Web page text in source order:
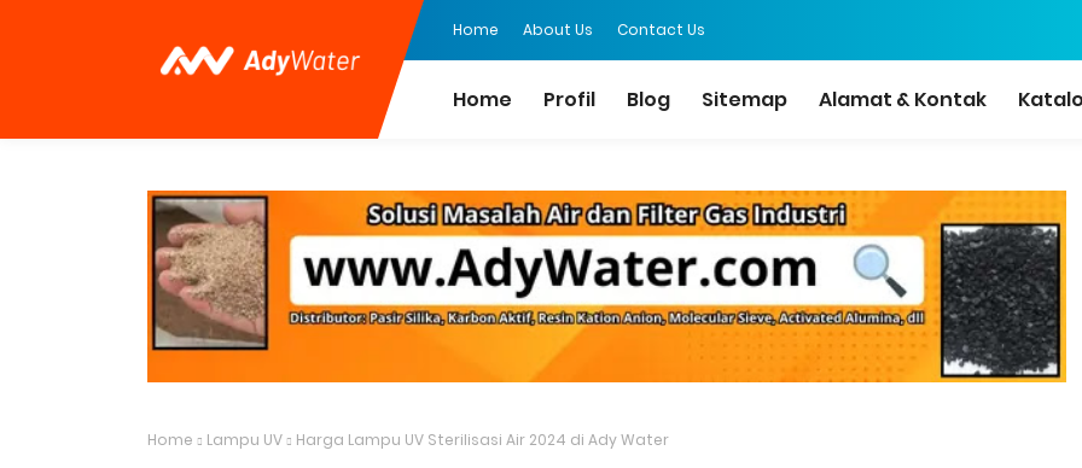
Home About Us Contact Us
Home Profil Blog Sitemap Alamat & Kontak
Home Lampu UV Harga Lampu UV Sterilisasi Air 2024 di Ady Water